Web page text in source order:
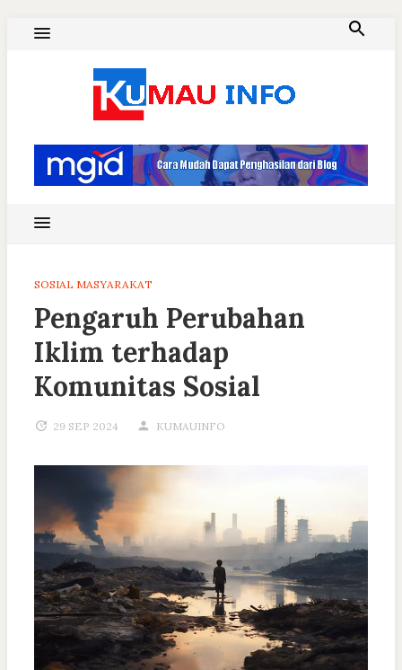
SOSIAL MASYARAKAT
Pengaruh Perubahan
Iklim terhadap
Komunitas Sosial
29 SEP 2024 KUMAUINFO